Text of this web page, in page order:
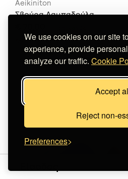
We use cookies on our site
experience, provide
analyze our traffic. Cookie
Accept
Reject non-
Preferences
Aeikiniton
Σβούρα Λαμπαδούλα
Δεν αποστέλλεται στονπροορισμόσας.